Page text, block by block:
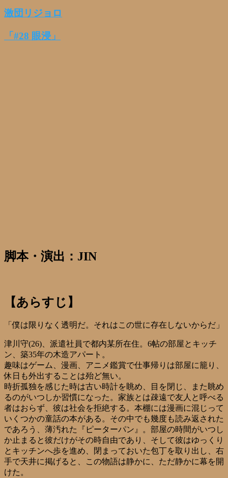
激団リジョロ
「#28 眼浸」
脚本・演出：JIN
【あらすじ】
「僕は限りなく透明だ。それはこの世に存在しないからだ」
津川守(26)、派遣社員で都内某所在住。6帖の部屋とキッチ
ン、築35年の木造アパート。
趣味はゲーム、漫画、アニメ鑑賞で仕事帰りは部屋に籠り、
休日も外出することは殆ど無い。
時折孤独を感じた時は古い時計を眺め、目を閉じ、また眺め
るのがいつしか習慣になった。家族とは疎遠で友人と呼べる
者はおらず、彼は社会を拒絶する。本棚には漫画に混じって
いくつかの童話の本がある。その中でも幾度も読み返された
であろう、薄汚れた『ピーターパン』。部屋の時間がいつし
か止まると彼だけがその時自由であり、そして彼はゆっくり
とキッチンへ歩を進め、閉まっておいた包丁を取り出し、右
手で天井に掲げると、この物語は静かに、ただ静かに幕を開
けた。